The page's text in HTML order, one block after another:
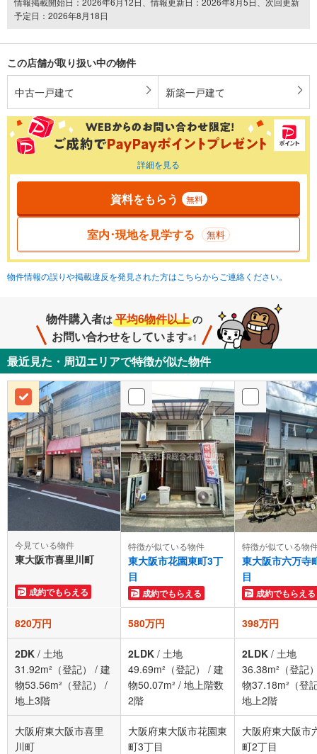
予定日：2026年8月18日
この店舗が取り扱い中の物件
中古一戸建て 新築一戸建て
詳細を見る
資料をもらう 無料
室内･現地を見学する 無料
物件情報の誤りや掲載違反を発見された方はこちらからご連絡ください。
物件購入者は 平均6物件以上 の
お問い合わせをしています※1
最近見た・周辺エリアで特徴が似た物件
今見ている物件
東大阪市喜里川町
成約でもらえる
特徴が似ている物件
東大阪市花園東町3丁
目
成約でもらえる
特徴が似ている物
東大阪市六万寺
目
成約でもらえる
820万円 580万円 398万円
2DK / 土地
31.92m²（登記）
/ 建
物53.56m²（登記）
/
地上3階
2LDK / 土地
49.69m²（登記）
/ 建
物50.07m² / 地上階数
2階
2LDK / 土地
36.38m²（登記
物37.18m²（登
地上2階
大阪府東大阪市喜里
川町
大阪府東大阪市花園東
町3丁目
大阪府東大阪市
町2丁目